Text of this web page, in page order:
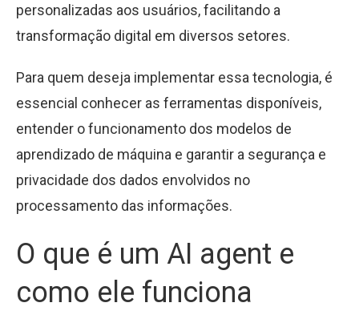
personalizadas aos usuários, facilitando a
transformação digital em diversos setores.
Para quem deseja implementar essa tecnologia, é
essencial conhecer as ferramentas disponíveis,
entender o funcionamento dos modelos de
aprendizado de máquina e garantir a segurança e
privacidade dos dados envolvidos no
processamento das informações.
O que é um AI agent e
como ele funciona